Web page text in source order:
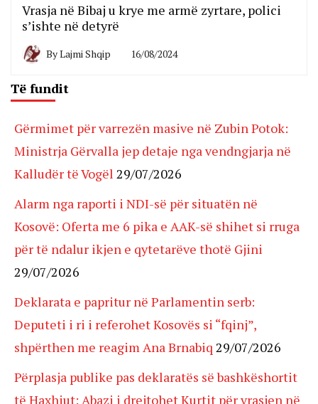
Vrasja në Bibaj u krye me armë zyrtare, polici
s’ishte në detyrë
ByLajmi Shqip 16/08/2024
Të fundit
Gërmimet për varrezën masive në Zubin Potok:
Ministrja Gërvalla jep detaje nga vendngjarja në
Kalludër të Vogël 29/07/2026
Alarm nga raporti i NDI-së për situatën në
Kosovë: Oferta me 6 pika e AAK-së shihet si rruga
për të ndalur ikjen e qytetarëve thotë Gjini
29/07/2026
Deklarata e papritur në Parlamentin serb:
Deputeti i ri i referohet Kosovës si “fqinj”,
shpërthen me reagim Ana Brnabiq 29/07/2026
Përplasja publike pas deklaratës së bashkëshortit
të Haxhiut: Abazi i drejtohet Kurtit për vrasjen në